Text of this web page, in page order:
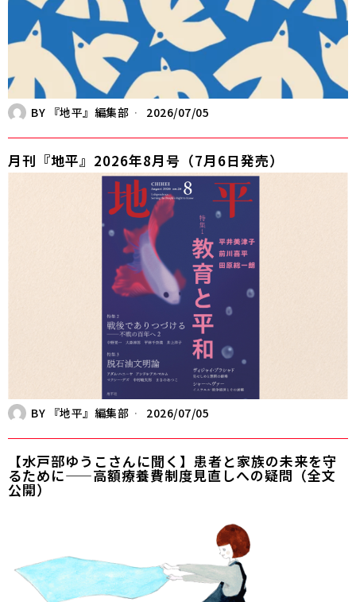
BY 『地平』編集部 2026/07/05
月刊『地平』2026年8月号（7月6日発売）
BY 『地平』編集部 2026/07/05
【水戸部ゆうこさんに聞く】患者と家族の未来を守
るために——高額療養費制度見直しへの疑問（全文
公開）